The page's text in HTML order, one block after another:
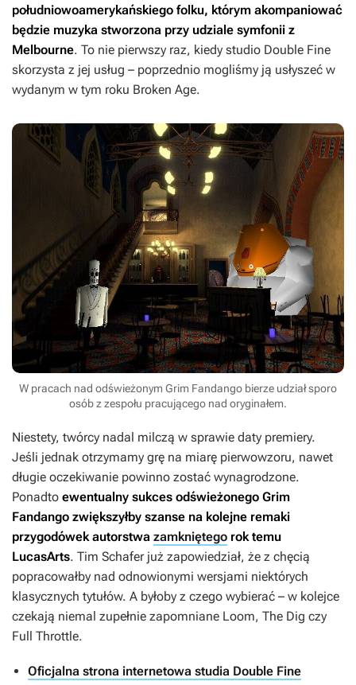
południowoamerykańskiego folku, którym akompaniować
będzie muzyka stworzona przy udziale symfonii z
Melbourne. To nie pierwszy raz, kiedy studio Double Fine
skorzysta z jej usług – poprzednio mogliśmy ją usłyszeć w
wydanym w tym roku Broken Age.
W pracach nad odświeżonym Grim Fandango bierze udział sporo
osób z zespołu pracującego nad oryginałem.
Niestety, twórcy nadal milczą w sprawie daty premiery.
Jeśli jednak otrzymamy grę na miarę pierwowzoru, nawet
długie oczekiwanie powinno zostać wynagrodzone.
Ponadto ewentualny sukces odświeżonego Grim
Fandango zwiększyłby szanse na kolejne remaki
przygodówek autorstwa zamkniętego rok temu
LucasArts. Tim Schafer już zapowiedział, że z chęcią
popracowałby nad odnowionymi wersjami niektórych
klasycznych tytułów. A byłoby z czego wybierać – w kolejce
czekają niemal zupełnie zapomniane Loom, The Dig czy
Full Throttle.
Oficjalna strona internetowa studia Double Fine